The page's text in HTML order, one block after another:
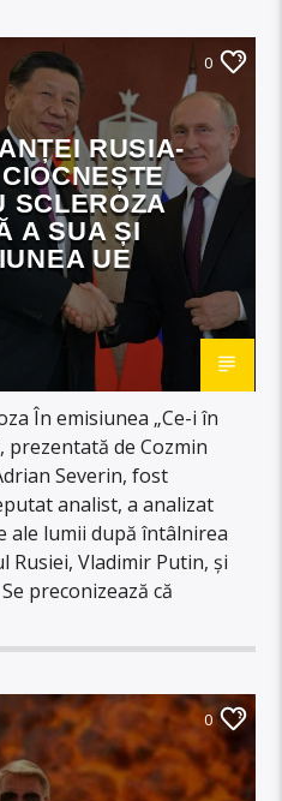
0
RUSIA-
SCLEROZA
A SUA ȘI
UE
În emisiunea „Ce-i în
prezentată de Cozmin
Severin, fost
analist, a analizat
ale lumii după întâlnirea
Rusiei, Vladimir Putin, și
preconizează că
0